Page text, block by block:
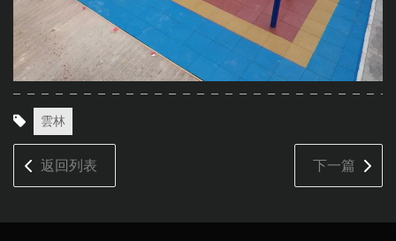
雲林
返回列表 下一篇